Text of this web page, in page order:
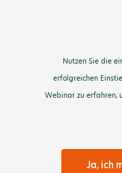
Nutzen Sie die
erfolgreichen
Webinar zu erfahren,
Ja, ich